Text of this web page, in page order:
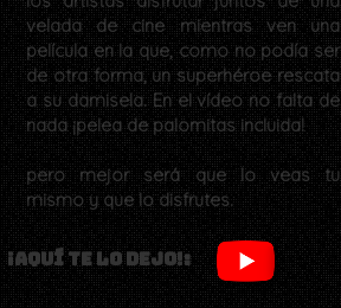
velada de cine mientras ven una
película en la que, como no podía ser
de otra forma, un superhéroe rescata
a su damisela. En el vídeo no falta de
nada ¡pelea de palomitas incluida!
pero mejor será que lo veas tu
mismo y que lo disfrutes.
¡Aquí te lo dejo!: